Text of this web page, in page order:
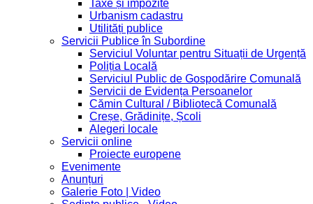
Taxe și impozite
Urbanism cadastru
Utilități publice
Servicii Publice în Subordine
Serviciul Voluntar pentru Situații de Urgență
Poliția Locală
Serviciul Public de Gospodărire Comunală
Servicii de Evidența Persoanelor
Cămin Cultural / Bibliotecă Comunală
Creșe, Grădinițe, Școli
Alegeri locale
Servicii online
Proiecte europene
Evenimente
Anunțuri
Galerie Foto | Video